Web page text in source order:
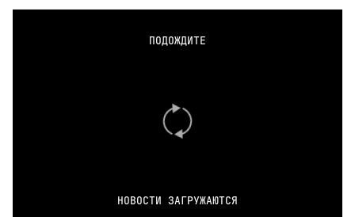
ПОДОЖДИТЕ
НОВОСТИ ЗАГРУЖАЮТСЯ